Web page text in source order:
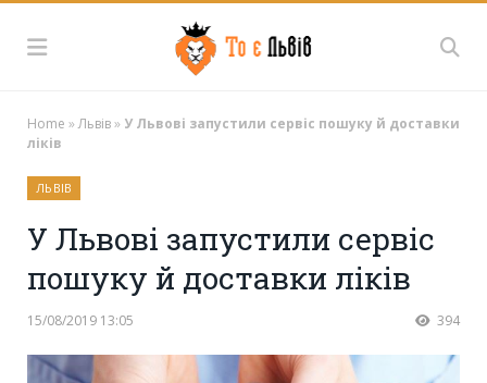
Home »Львів» У Львові запустили сервіс пошуку й доставки
ліків
ЛЬВІВ
У Львові запустили сервіс
пошуку й доставки ліків
15/08/2019 13:05 394